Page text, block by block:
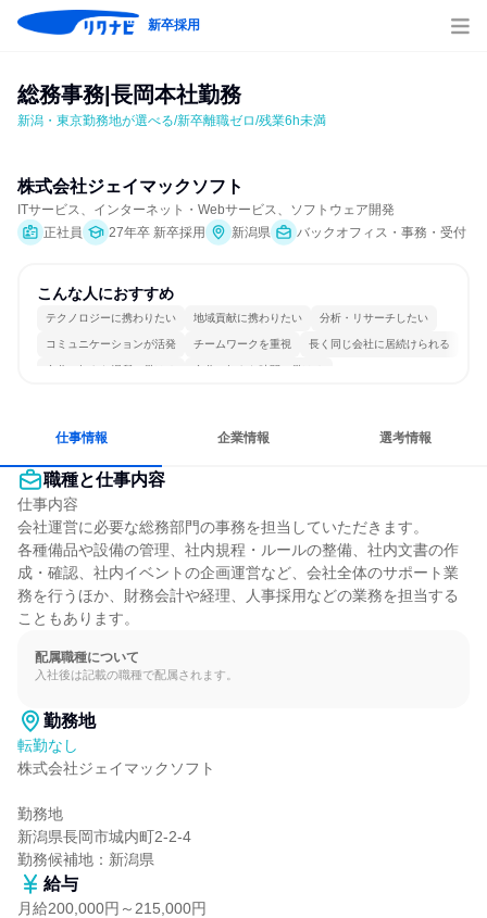
新卒採用
総務事務|長岡本社勤務
新潟・東京勤務地が選べる/新卒離職ゼロ/残業6h未満
株式会社ジェイマックソフト
ITサービス、インターネット・Webサービス、ソフトウェア開発
正社員
27年卒 新卒採用 新潟県 バックオフィス・事務・受付
こんな人におすすめ
テクノロジーに携わりたい 地域貢献に携わりたい 分析・リサーチしたい
コミュニケーションが活発 チームワークを重視 長く同じ会社に居続けられる
自分の好きな場所で働ける 自分の好きな時間で働ける
仕事情報 企業情報 選考情報
職種と仕事内容
仕事内容
会社運営に必要な総務部門の事務を担当していただきます。
各種備品や設備の管理、社内規程・ルールの整備、社内文書の作
成・確認、社内イベントの企画運営など、会社全体のサポート業
務を行うほか、財務会計や経理、人事採用などの業務を担当する
こともあります。
配属職種について
入社後は記載の職種で配属されます。
勤務地
転勤なし
株式会社ジェイマックソフト
勤務地
新潟県長岡市城内町2-2-4
勤務候補地：新潟県
給与
月給200,000円～215,000円